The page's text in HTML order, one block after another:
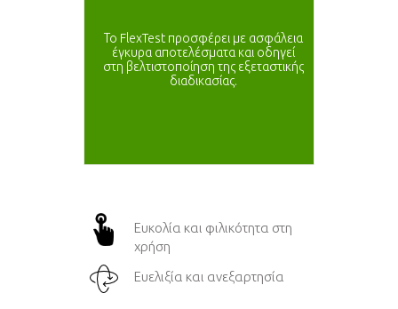
Το FlexTest προσφέρει με ασφάλεια
έγκυρα αποτελέσματα και οδηγεί
στη βελτιστοποίηση της εξεταστικής
διαδικασίας.
Ευκολία και φιλικότητα στη
χρήση
Ευελιξία και ανεξαρτησία